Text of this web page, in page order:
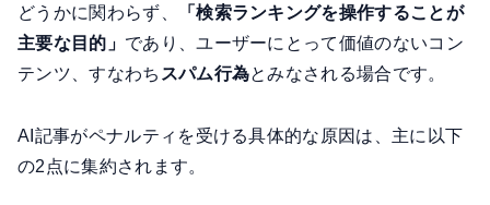
どうかに関わらず、
「検索ランキングを操作することが
主要な目的」 であり、ユーザーにとって価値のないコン
テンツ、すなわち スパム行為とみなされる場合です。
AI記事がペナルティを受ける具体的な原因は、主に以下
の2点に集約されます。